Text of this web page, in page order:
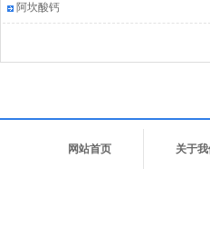
阿坎酸钙
网站首页 关于我